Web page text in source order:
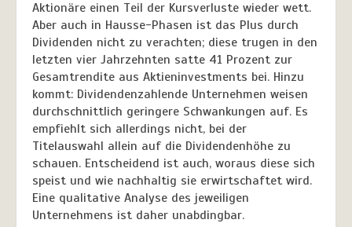
Aktionäre einen Teil der Kursverluste wieder wett.
Aber auch in Hausse-Phasen ist das Plus durch
Dividenden nicht zu verachten; diese trugen in den
letzten vier Jahrzehnten satte 41 Prozent zur
Gesamtrendite aus Aktieninvestments bei. Hinzu
kommt: Dividendenzahlende Unternehmen weisen
durchschnittlich geringere Schwankungen auf. Es
empfiehlt sich allerdings nicht, bei der
Titelauswahl allein auf die Dividendenhöhe zu
schauen. Entscheidend ist auch, woraus diese sich
speist und wie nachhaltig sie erwirtschaftet wird.
Eine qualitative Analyse des jeweiligen
Unternehmens ist daher unabdingbar.